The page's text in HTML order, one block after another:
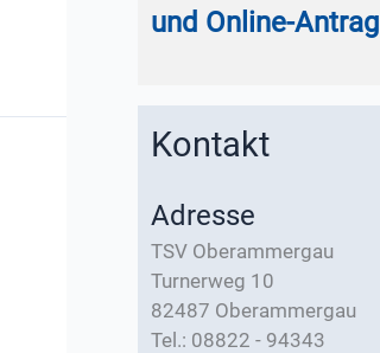
und Online-Antrag
Kontakt
Adresse
TSV Oberammergau
Turnerweg 10
82487 Oberammergau
Tel.: 08822 - 94343